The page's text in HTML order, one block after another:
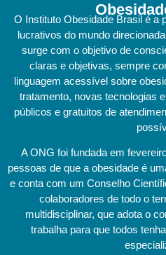
O Instituto Obesidade Brasil é a
lucrativos do mundo
surge com o objetivo de
claras e objetivas, sempre
linguagem acessível sobre
tratamento, novas tecnologias
públicos e gratuitos de
A ONG foi fundada em
pessoas de que a obesidade é
e conta com um Conselho
colaboradores de todo o
multidisciplinar, que adota o
trabalha para que todos